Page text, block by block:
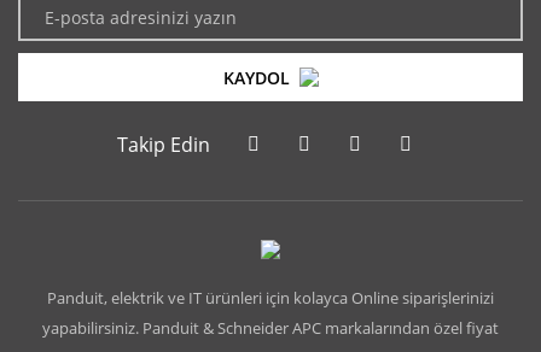
KAYDOL
Takip Edin
Panduit, elektrik ve IT ürünleri için kolayca Online siparişlerinizi
yapabilirsiniz. Panduit & Schneider APC markalarından özel fiyat